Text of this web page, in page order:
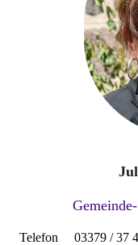
Gemeinde-
Telefon 03379 / 37